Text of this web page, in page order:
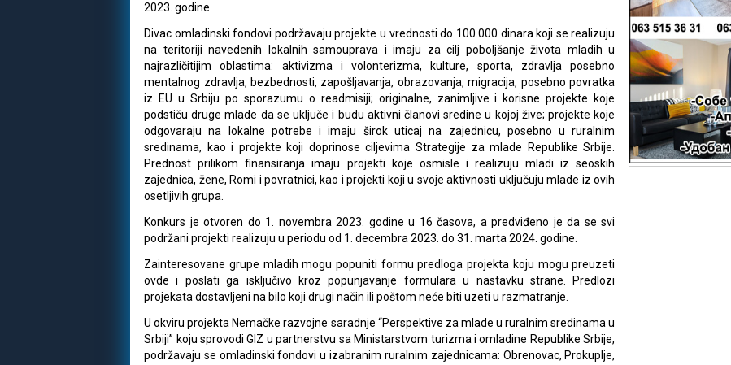
2023. godine.
Divac omladinski fondovi podržavaju projekte u vrednosti do 100.000 dinara koji se realizuju
na teritoriji navedenih lokalnih samouprava i imaju za cilj poboljšanje života mladih u
najrazličitijim oblastima: aktivizma i volonterizma, kulture, sporta, zdravlja posebno
mentalnog zdravlja, bezbednosti, zapošljavanja, obrazovanja, migracija, posebno povratka
iz EU u Srbiju po sporazumu o readmisiji; originalne, zanimljive i korisne projekte koje
podstiču druge mlade da se uključe i budu aktivni članovi sredine u kojoj žive; projekte koje
odgovaraju na lokalne potrebe i imaju širok uticaj na zajednicu, posebno u ruralnim
sredinama, kao i projekte koji doprinose ciljevima Strategije za mlade Republike Srbije.
Prednost prilikom finansiranja imaju projekti koje osmisle i realizuju mladi iz seoskih
zajednica, žene, Romi i povratnici, kao i projekti koji u svoje aktivnosti uključuju mlade iz ovih
osetljivih grupa.
Konkurs je otvoren do 1. novembra 2023. godine u 16 časova, a predviđeno je da se svi
podržani projekti realizuju u periodu od 1. decembra 2023. do 31. marta 2024. godine.
Zainteresovane grupe mladih mogu popuniti formu predloga projekta koju mogu preuzeti
ovde i poslati ga isključivo kroz popunjavanje formulara u nastavku strane. Predlozi
projekata dostavljeni na bilo koji drugi način ili poštom neće biti uzeti u razmatranje.
U okviru projekta Nemačke razvojne saradnje “Perspektive za mlade u ruralnim sredinama u
Srbiji” koju sprovodi GIZ u partnerstvu sa Ministarstvom turizma i omladine Republike Srbije,
podržavaju se omladinski fondovi u izabranim ruralnim zajednicama: Obrenovac, Prokuplje,